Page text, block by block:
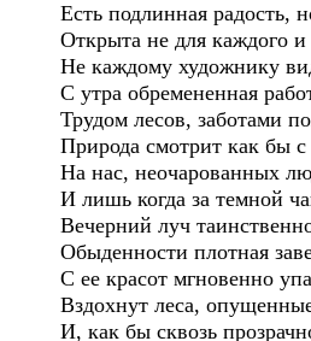
Есть подлинная радость,
Открыта не для каждого и
Не каждому художнику
С утра обремененная
Трудом лесов, заботами
Природа смотрит как бы с
На нас, неочарованных
И лишь когда за темной
Вечерний луч
Обыденности плотная
С ее красот мгновенно
Вздохнут леса,
И, как бы сквозь